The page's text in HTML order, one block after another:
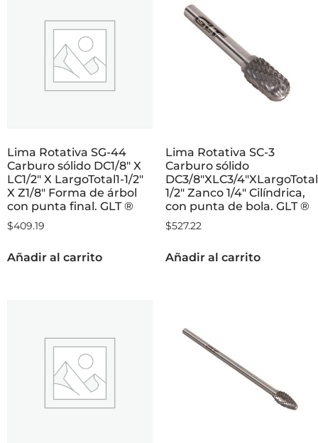
Lima Rotativa SG-44
Carburo sólido DC1/8″ X
LC1/2″ X LargoTotal1-1/2″
X Z1/8″ Forma de árbol
con punta final. GLT ®
$409.19
Añadir al carrito
Lima Rotativa SC-3
Carburo sólido
DC3/8″XLC3/
1/2″ Zanco 1/4″ Cilíndrica,
con punta de bola. GLT ®
$527.22
Añadir al carrito